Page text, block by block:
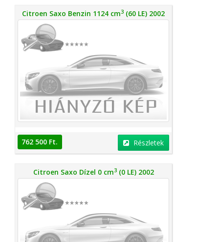
Citroen Saxo Benzin 1124 cm3 (60 LE) 2002
762 500 Ft. Részletek
Citroen Saxo Dízel 0 cm3(0 LE) 2002